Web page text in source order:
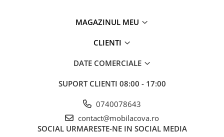
MAGAZINUL MEU
CLIENTI
DATE COMERCIALE
SUPORT CLIENTI 08:00 - 17:00
0740078643
contact@mobilacova.ro
SOCIAL URMARESTE-NE IN SOCIAL MEDIA